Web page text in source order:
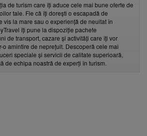
de turism care îți aduce cele mai bune oferte de
tale. Fie că îți dorești o escapadă de
vis la mare sau o experiență de neuitat în
îți pune la dispoziție pachete
de transport, cazare și activități care îți vor
o amintire de neprețuit. Descoperă cele mai
speciale și servicii de calitate superioară,
de echipa noastră de experți în turism.